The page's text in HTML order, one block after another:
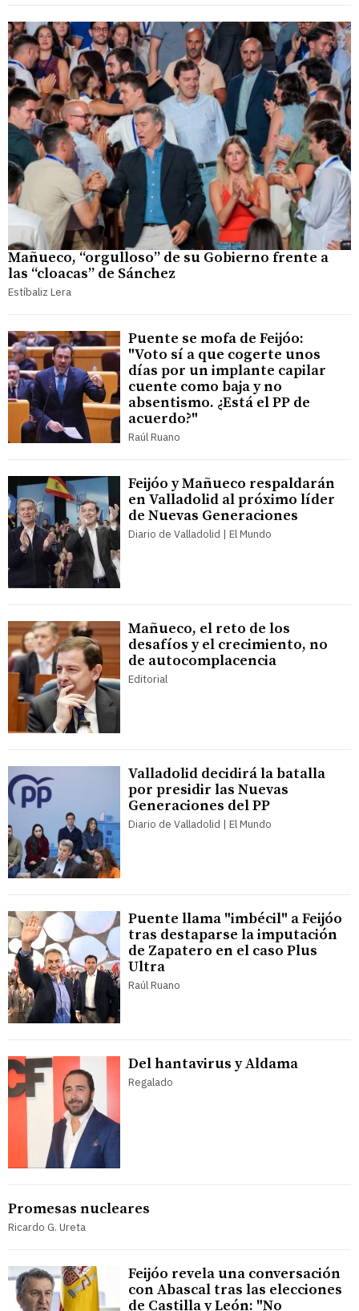
Mañueco, “orgulloso” de su Gobierno frente a
las “cloacas” de Sánchez
Estíbaliz Lera
Puente se mofa de Feijóo:
"Voto sí a que cogerte unos
días por un implante capilar
cuente como baja y no
absentismo. ¿Está el PP de
acuerdo?"
Raúl Ruano
Feijóo y Mañueco respaldarán
en Valladolid al próximo líder
de Nuevas Generaciones
Diario de Valladolid | El Mundo
Mañueco, el reto de los
desafíos y el crecimiento, no
de autocomplacencia
Editorial
Valladolid decidirá la batalla
por presidir las Nuevas
Generaciones del PP
Diario de Valladolid | El Mundo
Puente llama "imbécil" a Feijóo
tras destaparse la imputación
de Zapatero en el caso Plus
Ultra
Raúl Ruano
Del hantavirus y Aldama
Regalado
Promesas nucleares
Ricardo G. Ureta
Feijóo revela una conversación
con Abascal tras las elecciones
de Castilla y León: "No